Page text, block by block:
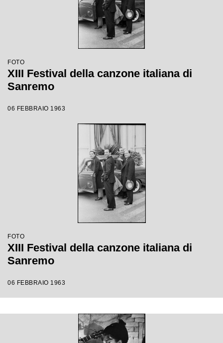
FOTO
XIII Festival della canzone italiana di
Sanremo
06 FEBBRAIO 1963
FOTO
XIII Festival della canzone italiana di
Sanremo
06 FEBBRAIO 1963